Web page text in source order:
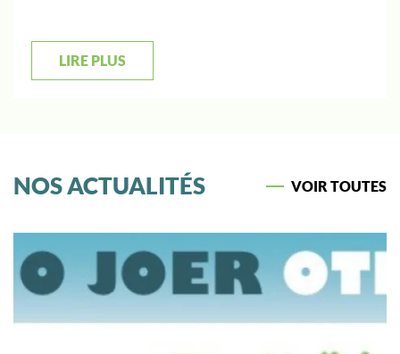
LIRE PLUS
NOS ACTUALITÉS VOIR TOUTES